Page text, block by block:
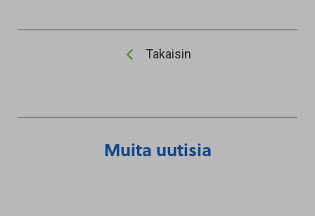
Takaisin
Muita uutisia